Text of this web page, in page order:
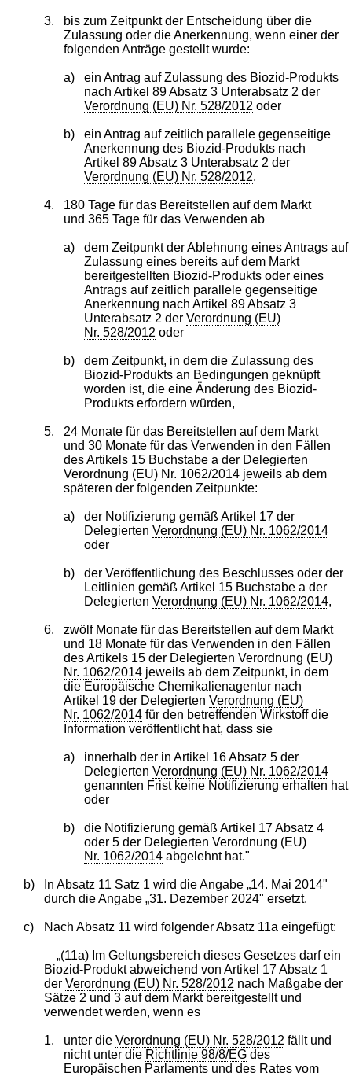
3.
bis zum Zeitpunkt der Entscheidung über die
Zulassung oder die Anerkennung, wenn einer der
folgenden Anträge gestellt wurde:
a)
ein Antrag auf Zulassung des Biozid-Produkts
nach Artikel 89 Absatz 3 Unterabsatz 2 der
Verordnung (EU) Nr. 528/2012 oder
b)
ein Antrag auf zeitlich parallele gegenseitige
Anerkennung des Biozid-Produkts nach
Artikel 89 Absatz 3 Unterabsatz 2 der
Verordnung (EU) Nr. 528/2012,
4.
180 Tage für das Bereitstellen auf dem Markt
und 365 Tage für das Verwenden ab
a)
dem Zeitpunkt der Ablehnung eines Antrags auf
Zulassung eines bereits auf dem Markt
bereitgestellten Biozid-Produkts oder eines
Antrags auf zeitlich parallele gegenseitige
Anerkennung nach Artikel 89 Absatz 3
Unterabsatz 2 der Verordnung (EU)
Nr. 528/2012 oder
b)
dem Zeitpunkt, in dem die Zulassung des
Biozid-Produkts an Bedingungen geknüpft
worden ist, die eine Änderung des Biozid-
Produkts erfordern würden,
5.
24 Monate für das Bereitstellen auf dem Markt
und 30 Monate für das Verwenden in den Fällen
des Artikels 15 Buchstabe a der Delegierten
Verordnung (EU) Nr. 1062/2014 jeweils ab dem
späteren der folgenden Zeitpunkte:
a)
der Notifizierung gemäß Artikel 17 der
Delegierten Verordnung (EU) Nr. 1062/2014
oder
b)
der Veröffentlichung des Beschlusses oder der
Leitlinien gemäß Artikel 15 Buchstabe a der
Delegierten Verordnung (EU) Nr. 1062/2014,
6.
zwölf Monate für das Bereitstellen auf dem Markt
und 18 Monate für das Verwenden in den Fällen
des Artikels 15 der DelegiertenVerordnung (EU)
Nr. 1062/2014 jeweils ab dem Zeitpunkt, in dem
die Europäische Chemikalienagentur nach
Artikel 19 der DelegiertenVerordnung (EU)
Nr. 1062/2014 für den betreffenden Wirkstoff die
Information veröffentlicht hat, dass sie
a)
innerhalb der in Artikel 16 Absatz 5 der
Delegierten Verordnung (EU) Nr. 1062/2014
genannten Frist keine Notifizierung erhalten hat
oder
b)
die Notifizierung gemäß Artikel 17 Absatz 4
oder 5 der Delegierten Verordnung (EU)
Nr. 1062/2014abgelehnt hat."
b)
In Absatz 11 Satz 1 wird die Angabe „14. Mai 2014"
durch die Angabe „31. Dezember 2024" ersetzt.
c) Nach Absatz 11 wird folgender Absatz 11a eingefügt:
„(11a) Im Geltungsbereich dieses Gesetzes darf ein
Biozid-Produkt abweichend von Artikel 17 Absatz 1
der Verordnung (EU) Nr. 528/2012 nach Maßgabe der
Sätze 2 und 3 auf dem Markt bereitgestellt und
verwendet werden, wenn es
1. unter dieVerordnung (EU) Nr. 528/2012 fällt und
nicht unter die Richtlinie 98/8/EG des
Europäischen Parlaments und des Rates vom